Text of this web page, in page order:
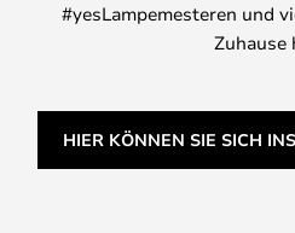
#yesLampemesteren und
Zuhause
HIER KÖNNEN SIE SICH